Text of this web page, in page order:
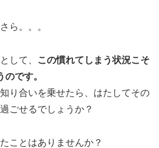
ら。。。
して、
この慣れてしまう状況こそ
です。
り合いを乗せたら、はたしてその
ごせるでしょうか？
ことはありませんか？